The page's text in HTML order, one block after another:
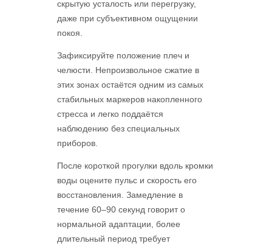
скрытую усталость или перегрузку,
даже при субъективном ощущении
покоя.
Зафиксируйте положение плеч и
челюсти. Непроизвольное сжатие в
этих зонах остаётся одним из самых
стабильных маркеров накопленного
стресса и легко поддаётся
наблюдению без специальных
приборов.
После короткой прогулки вдоль кромки
воды оцените пульс и скорость его
восстановления. Замедление в
течение 60–90 секунд говорит о
нормальной адаптации, более
длительный период требует